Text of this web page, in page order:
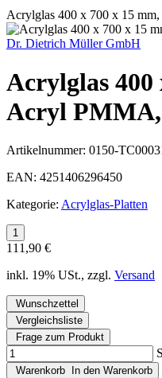
Acrylglas 400 x 700 x 15
Dr. Dietrich Müller GmbH
Acrylglas 400
Acryl
Artikelnummer: 0150-
EAN: 4251406296450
Kategorie: Acrylglas-Platten
111,90 €
inkl. 19% USt., zzgl. Versand
Wunschzettel
Vergleichsliste
Frage zum Produkt
Warenkorb In den Warenkorb